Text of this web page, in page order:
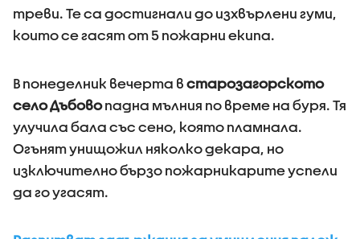
треви. Те са достигнали до изхвърлени гуми,
които се гасят от 5 пожарни екипа.
В понеделник вечерта в старозагорското
село Дъбовопадна мълния по време на буря. Тя
улучила бала със сено, която пламнала.
Огънят унищожил няколко декара, но
изключително бързо пожарникарите успели
да го угасят.